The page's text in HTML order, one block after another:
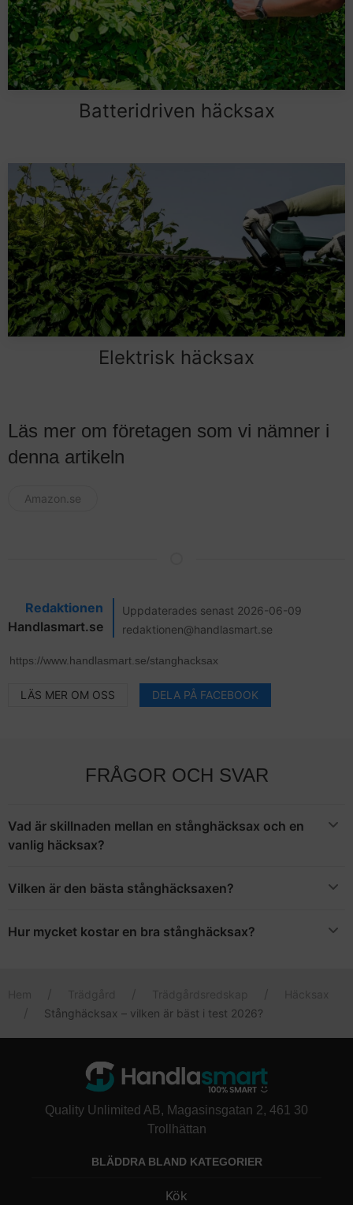
Batteridriven häcksax
Elektrisk häcksax
Läs mer om företagen som vi nämner i
denna artikeln
Amazon.se
Redaktionen
Handlasmart.se
Uppdaterades senast 2026-06-09
redaktionen@handlasmart.se
LÄS MER OM OSS DELA PÅ FACEBOOK
FRÅGOR OCH SVAR
Vad är skillnaden mellan en stånghäcksax och en
vanlig häcksax?
Vilken är den bästa stånghäcksaxen?
Vilken som är bäst för dig beror på ditt behov, exempelvis hur
stor din häck är.
Hur mycket kostar en bra stånghäcksax?
Stånghäcksax – vilken är bäst i test 2026?
Quality Unlimited AB, Magasinsgatan 2, 461 30
Trollhättan
BLÄDDRA BLAND KATEGORIER
Kök